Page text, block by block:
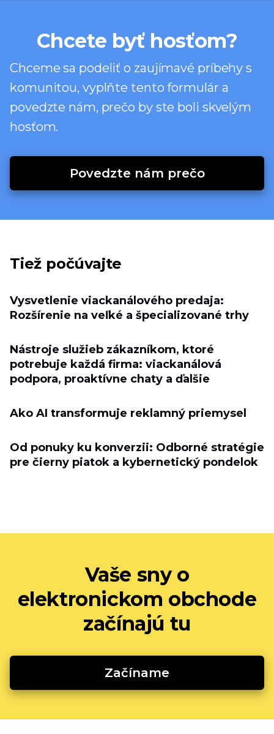
Chcete byť hosťom?
Chceme sa podeliť o zaujímavé príbehy s
komunitou, vyplňte tento formulár a
povedzte nám, prečo by ste boli skvelým
hosťom.
Povedzte nám prečo
Tiež počúvajte
Vysvetlenie viackanálového predaja:
Rozšírenie na veľké a špecializované trhy
Nástroje služieb zákazníkom, ktoré
potrebuje každá firma: viackanálová
podpora, proaktívne chaty a ďalšie
Ako AI transformuje reklamný priemysel
Od ponuky ku konverzii: Odborné stratégie
pre čierny piatok a kybernetický pondelok
Vaše sny o
elektronickom obchode
začínajú tu
Začíname